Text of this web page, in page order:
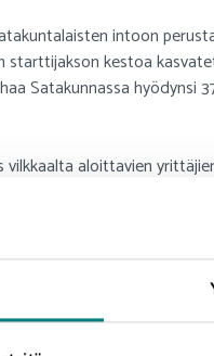
intoon
kestoa
Satakunnassa hyödynsi
aloittavien
Satakunnassa ja
Nakkila ja
muut paitsi Harjavalta